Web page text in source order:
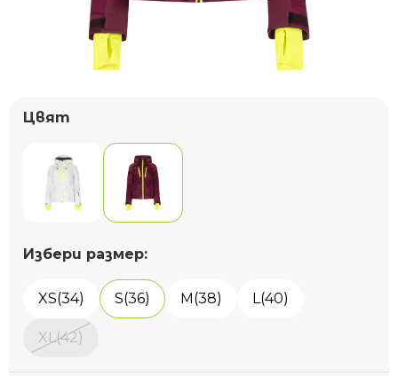
Цвят
Избери размер:
XS(34) S(36) M(38) L(40)
XL(42)